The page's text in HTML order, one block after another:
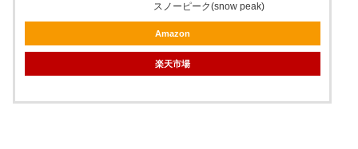
スノーピーク(snow peak)
Amazon
楽天市場